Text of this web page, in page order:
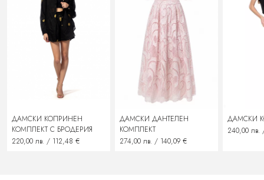
замяна на стоката с нова
подмяна със сходен продукт
възстановяване на заплатената сума
ДАМСКИ КОПРИНЕН
КОМПЛЕКТ С БРОДЕРИЯ
220,00 лв. / 112,48 €
ДАМСКИ ДАНТЕЛЕН
КОМПЛЕКТ
274,00 лв. / 140,09 €
ДАМСКИ
240,00